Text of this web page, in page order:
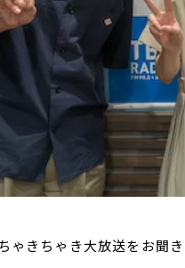
ゃきちゃき大放送をお聞き